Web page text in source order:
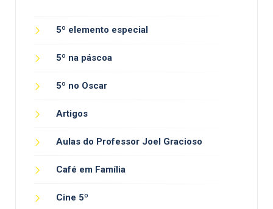
5º elemento especial
5º na páscoa
5º no Oscar
Artigos
Aulas do Professor Joel Gracioso
Café em Família
Cine 5º